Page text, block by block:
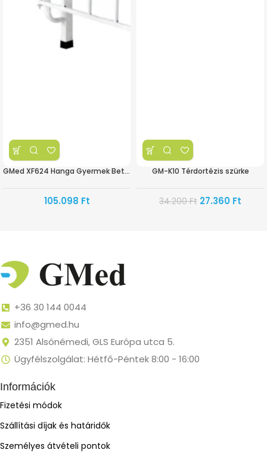
GMed XF624 Hanga Gyermek Betegágy
105.098 Ft
GM-K10 Térdortézis szürke
34.200Ft 27.360 Ft
+36 30 144 0044
info@gmed.hu
2351 Alsónémedi, GLS Európa utca 5.
Ügyfélszolgálat: Hétfő-Péntek 8:00 - 16:00
Információk
Fizetési módok
Szállítási díjak és határidők
Személyes átvételi pontok